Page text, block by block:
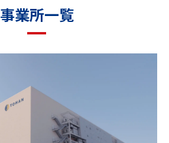
事業所一覧